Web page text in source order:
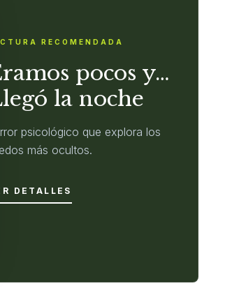
RECOMENDADA
pocos y…
la noche
psicológico que explora los
más ocultos.
DETALLES